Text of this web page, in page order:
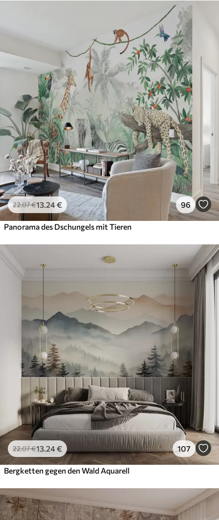
22.07€13 .24€ 96
Panorama des Dschungels mit Tieren
22.07€13 .24€ 107
Bergketten gegen den Wald Aquarell